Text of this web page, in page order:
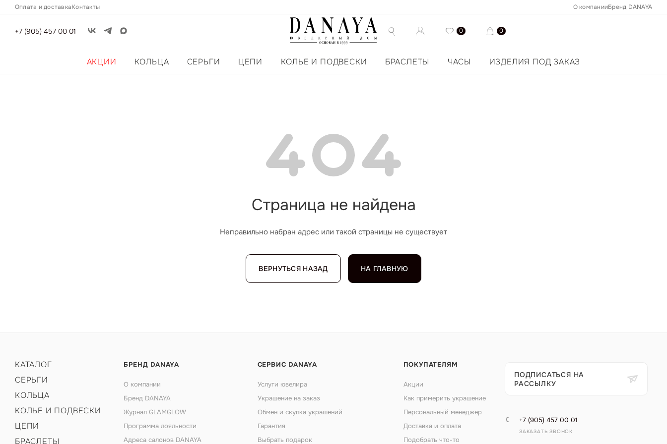
Оплата и доставкаКонтакты О компанииБренд DANAYA
+7 (905) 457 00 01 0 0
АКЦИИ КОЛЬЦА СЕРЬГИ ЦЕПИ КОЛЬЕ И ПОДВЕСКИ БРАСЛЕТЫ ЧАСЫ ИЗДЕЛИЯ ПОД ЗАКАЗ
Страница не найдена
Неправильно набран адрес или такой страницы не существует
ВЕРНУТЬСЯ НАЗАД НА ГЛАВНУЮ
КАТАЛОГ
СЕРЬГИ
КОЛЬЦА
КОЛЬЕ И ПОДВЕСКИ
ЦЕПИ
БРАСЛЕТЫ
БРЕНД DANAYA
О компании
Бренд DANAYA
Журнал GLAMGLOW
Программа лояльности
Адреса салонов DANAYA
СЕРВИС DANAYA
Услуги ювелира
Украшение на заказ
Обмен и скупка украшений
Гарантия
Выбрать подарок
ПОКУПАТЕЛЯМ
Акции
Как примерить украшение
Персональный менеджер
Доставка и оплата
Подобрать что-то
ПОДПИСАТЬСЯ НА
РАССЫЛКУ
+7 (905) 457 00 01
ЗАКАЗАТЬ ЗВОНОК